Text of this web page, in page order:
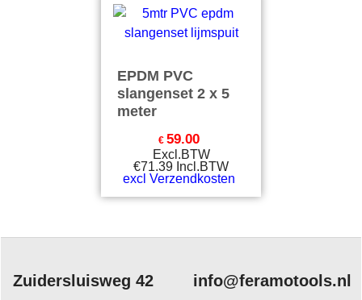
EPDM PVC
slangenset 2 x 5
meter
€ 59.00
Excl.BTW
€71.39 Incl.BTW
excl Verzendkosten
Zuidersluisweg 42
info@feramotools.nl